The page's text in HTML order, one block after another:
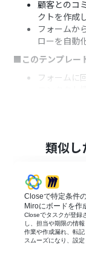
顧客とのコ
クトを作成
フォームか
ローを自動
■このテンプレー
フォームに
■フローボットの
はじめに、
次に、トリ
ームの回答
す。
次に、オペ
ョンを設定
の有無を確
類似し
Closeで特定条件
Miroにボードを作
Closeでタスクが登録
し、担当や期限の情
作業や作成漏れ、転
スムーズになり、設定